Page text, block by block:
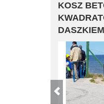
KOSZ
DASZKIEM